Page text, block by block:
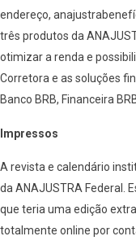
endereço,
três produtos da
otimizar a renda e
Corretora e as soluções
Banco BRB, Financeira
Impressos
A revista e calendário
da ANAJUSTRA Federal.
que teria uma edição
totalmente online por